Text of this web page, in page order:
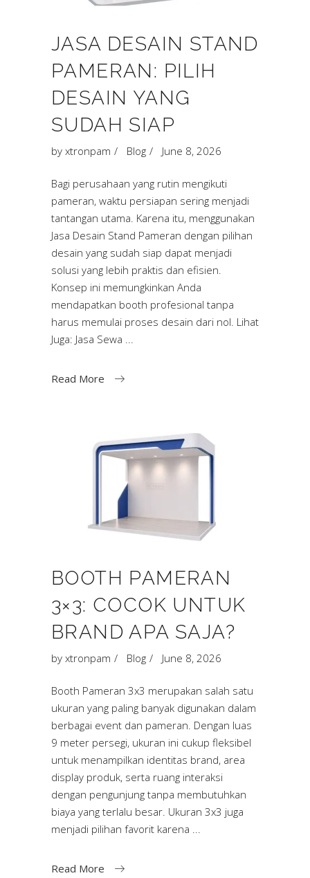
JASA DESAIN STAND
PAMERAN: PILIH
DESAIN YANG
SUDAH SIAP
by xtronpam Blog June 8, 2026
Bagi perusahaan yang rutin mengikuti
pameran, waktu persiapan sering menjadi
tantangan utama. Karena itu, menggunakan
Jasa Desain Stand Pameran dengan pilihan
desain yang sudah siap dapat menjadi
solusi yang lebih praktis dan efisien.
Konsep ini memungkinkan Anda
mendapatkan booth profesional tanpa
harus memulai proses desain dari nol. Lihat
Juga: Jasa Sewa
Read More
BOOTH PAMERAN
3×3: COCOK UNTUK
BRAND APA SAJA?
by xtronpam Blog June 8, 2026
Booth Pameran 3x3 merupakan salah satu
ukuran yang paling banyak digunakan dalam
berbagai event dan pameran. Dengan luas
9 meter persegi, ukuran ini cukup fleksibel
untuk menampilkan identitas brand, area
display produk, serta ruang interaksi
dengan pengunjung tanpa membutuhkan
biaya yang terlalu besar. Ukuran 3x3 juga
menjadi pilihan favorit karena
Read More